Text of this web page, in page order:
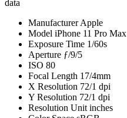
data
Manufacturer Apple
Model iPhone 11 Pro Max
Exposure Time 1/60s
Aperture ƒ/9/5
ISO 80
Focal Length 17/4mm
X Resolution 72/1 dpi
Y Resolution 72/1 dpi
Resolution Unit inches